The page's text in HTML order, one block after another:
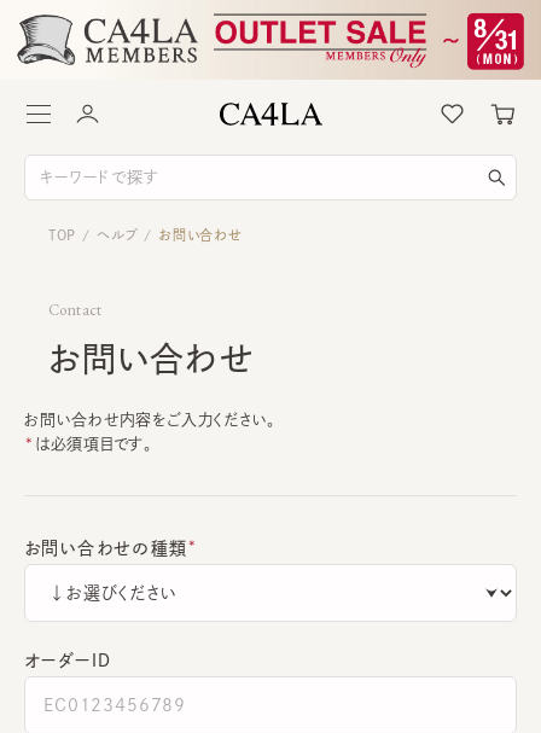
TOP / ヘルプ / お問い合わせ
Contact
お問い合わせ
お問い合わせ内容をご入力ください。
は必須項目です。
お問い合わせの種類
オーダーＩＤ